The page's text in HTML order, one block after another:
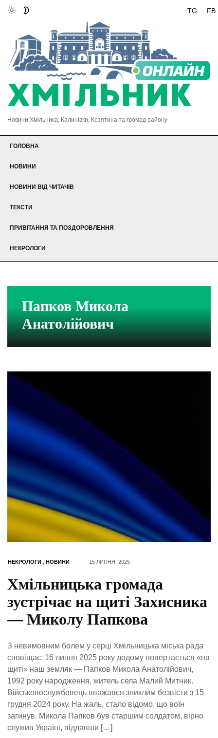
FB
TG
Новини Хмільника, Калинівки, Козятина та громад району
ГОЛОВНА
НОВИНИ
НОВИНИ ВІД ЧИТАЧІВ
ТЕКСТИ
ПРИВІТАННЯ ТА ПОЗДОРОВЛЕННЯ
НЕКРОЛОГИ
Папков Микола
Анатолійович
НЕКРОЛОГИ НОВИНИ 15 ЛИПНЯ, 2025
Хмільницька громада
зустрічає на щиті Захисника
— Миколу Папкова
З невимовним болем у серці Хмільницька міська рада
сповіщає: 16 липня 2025 року додому повертається «на
щиті» наш земляк — Папков Микола Анатолійович,
1992 року народження, житель села Малий Митник.
Військовослужбовець вважався зниклим безвісти з 15
грудня 2024 року. На жаль, стало відомо, що воїн
загинув. Микола Папков був старшим солдатом, вірно
служив Україні, віддавши […]